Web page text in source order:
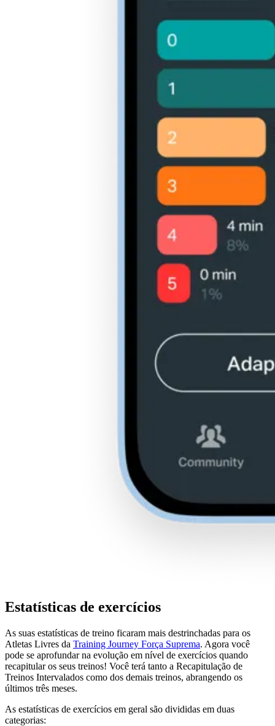
Estatísticas de exercícios
As suas estatísticas de treino ficaram mais destrinchadas para os
Atletas Livres da Training Journey Força Suprema. Agora você
pode se aprofundar na evolução em nível de exercícios quando
recapitular os seus treinos! Você terá tanto a Recapitulação de
Treinos Intervalados como dos demais treinos, abrangendo os
últimos três meses.
As estatísticas de exercícios em geral são divididas em duas
categorias: